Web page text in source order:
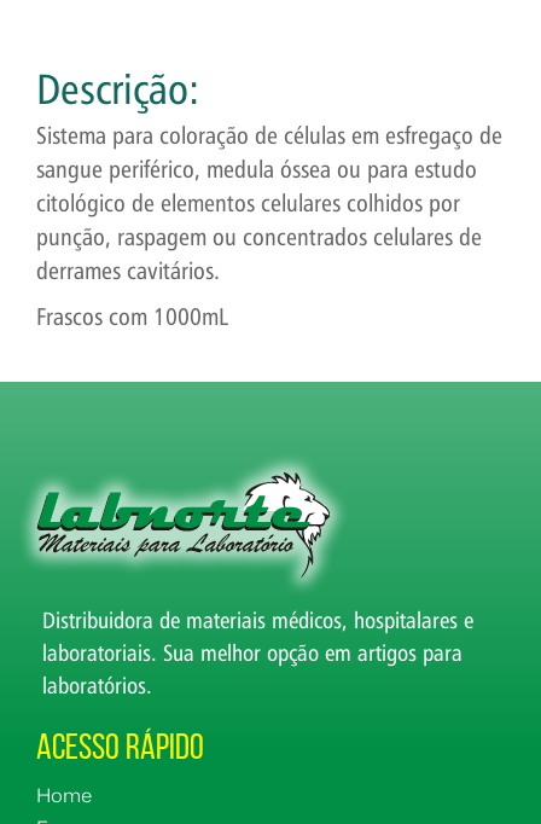
Descrição:
Sistema para coloração de células em esfregaço de
sangue periférico, medula óssea ou para estudo
citológico de elementos celulares colhidos por
punção, raspagem ou concentrados celulares de
derrames cavitários.
Frascos com 1000mL
Distribuidora de materiais médicos, hospitalares e
laboratoriais. Sua melhor opção em artigos para
laboratórios.
Acesso Rápido
Home